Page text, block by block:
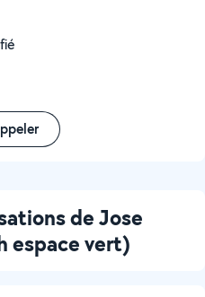
de Jose
espace vert)